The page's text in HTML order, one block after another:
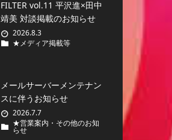
FILTER vol.11 平沢進×田中
靖美 対談掲載のお知らせ
2026.8.3
★メディア掲載等
メールサーバーメンテナン
スに伴うお知らせ
2026.7.7
★営業案内・その他のお知
らせ